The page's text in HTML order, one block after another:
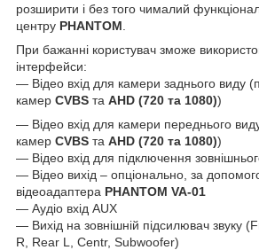
розширити і без того чималий
центру PHANTOM
При бажанні користувач зможе
інтерфейси:
— Відео вхід для камери заднього виду
камер CVBS та AHD (720 та 1080))
— Відео вхід для камери переднього
камер CVBS та AHD (720 та 1080))
— Відео вхід для підключення
— Відео вихід – опціонально, за
відеоадаптера PHANTOM VA-01
— Аудіо вхід AUX
— Вихід на зовнішній підсилювач звуку
R, Rear L, Centr, Subwoofer)